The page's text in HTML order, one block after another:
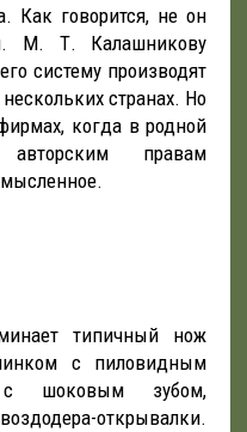
Как говорится, не он
М. Т. Калашникову
систему производят
странах. Но
когда в родной
правам
типичный нож
с пиловидным
шоковым зубом,
открывалки.